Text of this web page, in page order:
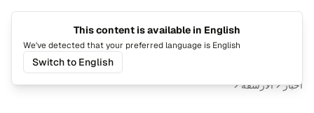
أخبار الأرشفة
This content is available in English
We've detected that your preferred language is English
Switch to English